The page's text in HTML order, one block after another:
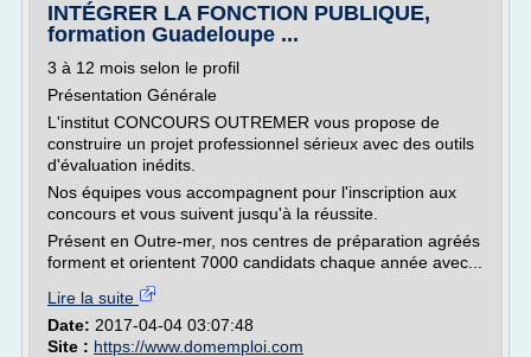
INTÉGRER LA FONCTION PUBLIQUE,
formation Guadeloupe ...
3 à 12 mois selon le profil
Présentation Générale
L'institut CONCOURS OUTREMER vous propose de
construire un projet professionnel sérieux avec des outils
d'évaluation inédits.
Nos équipes vous accompagnent pour l'inscription aux
concours et vous suivent jusqu'à la réussite.
Présent en Outre-mer, nos centres de préparation agréés
forment et orientent 7000 candidats chaque année avec...
Lire la suite
Date: 2017-04-04 03:07:48
Site : https://www.domemploi.com